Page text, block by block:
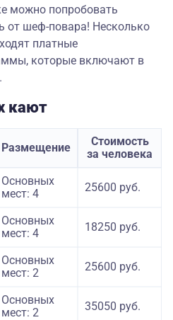
можно попробовать
от шеф-повара! Несколько
платные
которые включают в
кают
Размещение
Стоимость
за человека
Основных
мест: 4
25600 руб.
Основных
мест: 4
18250 руб.
Основных
мест: 2
25600 руб.
Основных
мест: 2
35050 руб.